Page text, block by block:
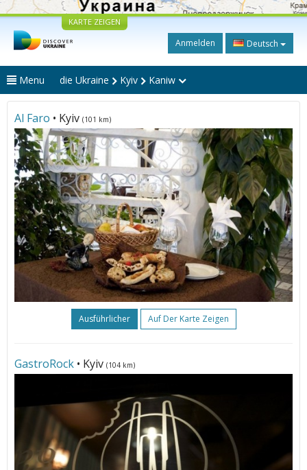
KARTE ZEIGEN
Anmelden Deutsch
Menu die Ukraine Kyiv Kaniw
Al Faro • Kyiv (101 km)
Ausführlicher Auf Der Karte Zeigen
GastroRock • Kyiv (104 km)